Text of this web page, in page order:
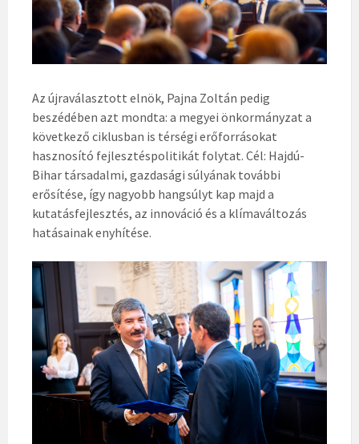
Az újraválasztott elnök, Pajna Zoltán pedig
beszédében azt mondta: a megyei önkormányzat a
következő ciklusban is térségi erőforrásokat
hasznosító fejlesztéspolitikát folytat. Cél: Hajdú-
Bihar társadalmi, gazdasági súlyának további
erősítése, így nagyobb hangsúlyt kap majd a
kutatásfejlesztés, az innováció és a klímaváltozás
hatásainak enyhítése.